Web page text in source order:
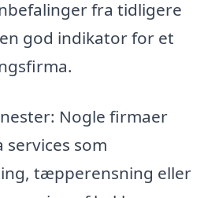
fra tidligere
god indikator for et
Nogle firmaer
som
tæpperensning eller